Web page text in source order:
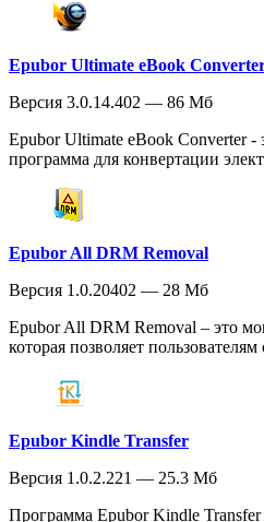
Epubor Ultimate eBook
Версия 3.0.14.402 — 86 Мб
Epubor Ultimate eBook Converter -
программа для конвертации
Epubor All DRM Removal
Версия 1.0.20402 — 28 Мб
Epubor All DRM Removal – это
которая позволяет пользователям
Epubor Kindle Transfer
Версия 1.0.2.221 — 25.3 Мб
Программа Epubor Kindle